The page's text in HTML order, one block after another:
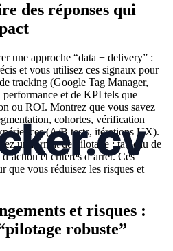
des réponses qui
une approche “data + delivery” :
et vous utilisez ces signaux pour
tracking (Google Tag Manager,
et de KPI tels que
ou ROI. Montrez que vous savez
cohortes, vérification
(A/B tests, itérations UX).
un format de pilotage : tableau de
et critères d’arrêt. Ces
que vous réduisez les risques et
et risques :
robuste”